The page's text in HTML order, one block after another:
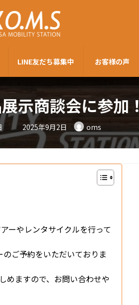
LINE友だち募集中 お客様の声
示商談会に参加！
2025年9月2日 oms
ーやレンタサイクルを行って
ご予約をいただいておりま
めますので、お問い合わせや